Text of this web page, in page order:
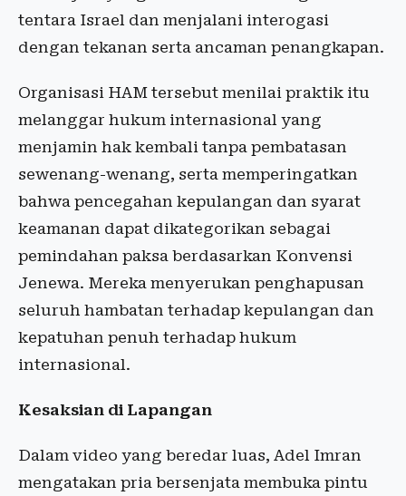
tentara Israel dan menjalani interogasi
dengan tekanan serta ancaman penangkapan.
Organisasi HAM tersebut menilai praktik itu
melanggar hukum internasional yang
menjamin hak kembali tanpa pembatasan
sewenang-wenang, serta memperingatkan
bahwa pencegahan kepulangan dan syarat
keamanan dapat dikategorikan sebagai
pemindahan paksa berdasarkan Konvensi
Jenewa. Mereka menyerukan penghapusan
seluruh hambatan terhadap kepulangan dan
kepatuhan penuh terhadap hukum
internasional.
Kesaksian di Lapangan
Dalam video yang beredar luas, Adel Imran
mengatakan pria bersenjata membuka pintu